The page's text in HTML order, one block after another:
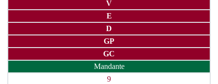
V
E
D
GP
GC
Mandante
9